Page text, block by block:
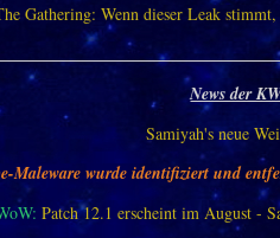
Gathering: Wenn dieser Leak
News der
Samiyah's neue
Maleware wurde identifiziert und
Patch 12.1 erscheint im August -